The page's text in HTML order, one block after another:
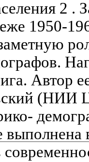
2 .
1950-
Автор
(НИИ
выполнена